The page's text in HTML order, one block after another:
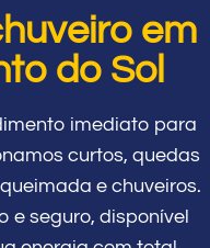
em
do Sol
imediato para
curtos, quedas
e chuveiros.
e seguro, disponível